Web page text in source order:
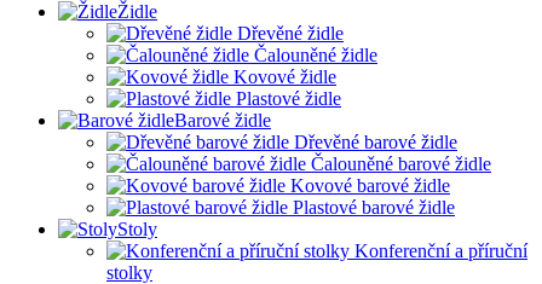
Židle
Dřevěné židle
Čalouněné židle
Kovové židle
Plastové židle
Barové židle
Dřevěné barové židle
Čalouněné barové židle
Kovové barové židle
Plastové barové židle
Stoly
Konferenční a příruční
stolky